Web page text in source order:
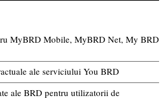
MyBRD Mobile, MyBRD Net, My BRD
ale serviciului You BRD
ale BRD pentru utilizatorii de